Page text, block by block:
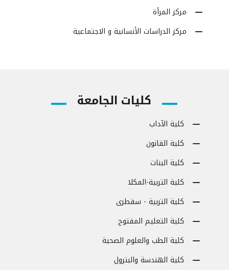
مركز المرأة
مركز الدراسات الأنسانية و الاجتماعية
كليات الجامعة
كلية الآداب
كلية القانون
كلية البنات
كلية التربية-المكلا
كلية التربية - سقطرى
كلية التعليم المفتوح
كلية الطب والعلوم الصحية
كلية الهندسة والبترول